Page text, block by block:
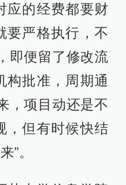
应的经费都要财
要严格执行，不
即便留了修改流
构批准，周期通
，项目动还是不
，但有时候快结
”。